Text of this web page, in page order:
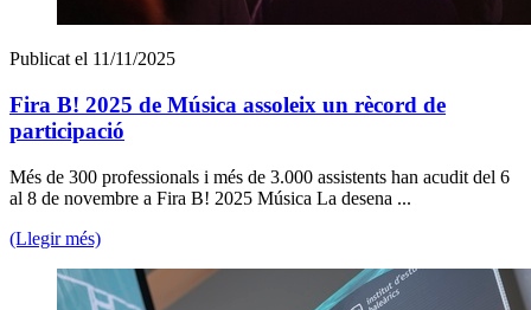
Publicat el 11/11/2025
Fira B! 2025 de Música assoleix un rècord de
participació
Més de 300 professionals i més de 3.000 assistents han acudit del 6
al 8 de novembre a Fira B! 2025 Música La desena ...
(Llegir més)